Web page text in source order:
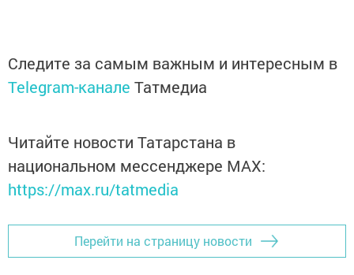
Следите за самым важным и интересным в
Telegram-канале Татмедиа
Читайте новости Татарстана в
национальном мессенджере MАХ:
https://max.ru/tatmedia
Перейти на страницу новости